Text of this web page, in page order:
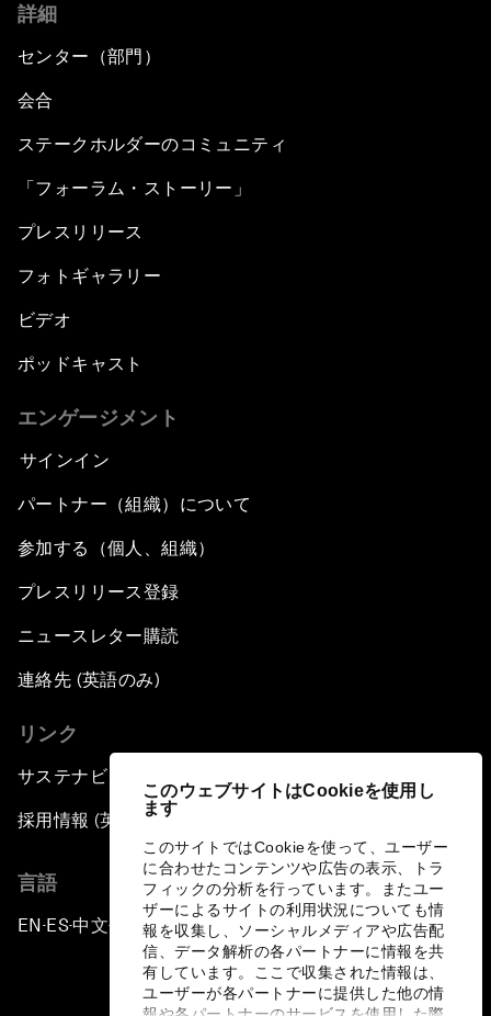
このウェブサイトはCookieを使用し
ます
このサイトではCookieを使って、ユーザー
に合わせたコンテンツや広告の表示、トラ
フィックの分析を行っています。またユー
ザーによるサイトの利用状況についても情
報を収集し、ソーシャルメディアや広告配
信、データ解析の各パートナーに情報を共
有しています。ここで収集された情報は、
ユーザーが各パートナーに提供した他の情
詳細
センター（部門）
会合
ステークホルダーのコミュニティ
「フォーラム・ストーリー」
プレスリリース
フォトギャラリー
ビデオ
ポッドキャスト
エンゲージメント
サインイン
パートナー（組織）について
参加する（個人、組織）
プレスリリース登録
ニュースレター購読
連絡先 (英語のみ)
リンク
サステナビリティへの取り組み
採用情報 (英語のみ)
言語
EN ▪ES▪中文▪ 日本語